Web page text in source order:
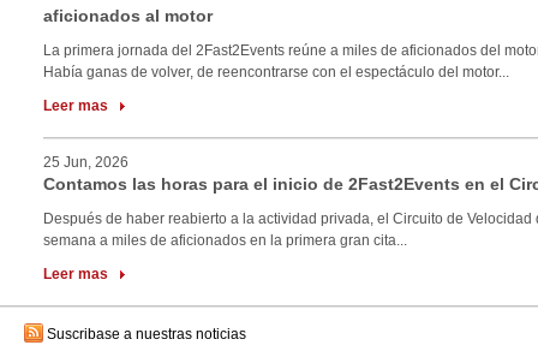
aficionados al motor
La primera jornada del 2Fast2Events reúne a miles de aficionados del
Había ganas de volver, de reencontrarse con el espectáculo del motor...
Leer mas
25 Jun, 2026
Contamos las horas para el inicio de 2Fast2Events en el
Después de haber reabierto a la actividad privada, el Circuito de Velocidad
semana a miles de aficionados en la primera gran cita...
Leer mas
Suscribase a nuestras noticias